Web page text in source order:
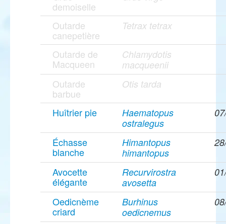
demoiselle
Outarde
canepetière
Tetrax tetrax
Outarde de
Macqueen
Chlamydotis
macqueenii
Outarde
barbue
Otis tarda
Huîtrier pie
Haematopus
ostralegus
Échasse
blanche
Himantopus
himantopus
Avocette
élégante
Recurvirostra
avosetta
Oedicnème
criard
Burhinus
oedicnemus